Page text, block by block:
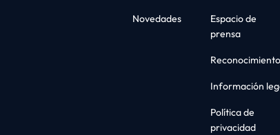
Novedades
Espacio de
prensa
Información
Política de
privacidad